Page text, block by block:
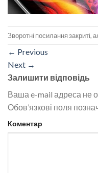
Зворотні посилання закриті,
← Previous
Next →
Залишити відповідь
Ваша e-mail адреса не
Обов’язкові поля
Коментар